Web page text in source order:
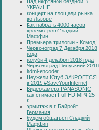
Над нефтяной бездной В
УКРАИНЕ
концерт на площади рынка
во Львове
Как набрать 4000 часов
просмотров Сладкий
Маффин
Премьера трилогии - Комод!
Червоноград 7 Декабря 2018
года
голуби 4 декабря 2018 года
Червоноград Випускний 2018
hdmi-encoder
Неужели Ютуб ЗАКРОЕТСЯ
в 2019 #SaveYourInternet
Видеокамера PANASONIC
как снимает Full HD MP4 25
к...
эрмитаж в г. Байройт
Германия
будем общаться Сладкий
Маффин